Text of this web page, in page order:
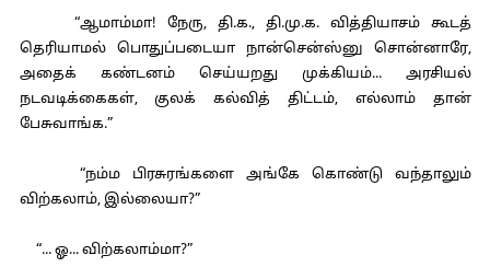
“ஆமாம்மா! நேரு, தி.க., தி.மு.க. வித்தியாசம் கூடத்
தெரியாமல் பொதுப்படையா நான்சென்ஸ்னு சொன்னாரே,
அதைக் கண்டனம் செய்யறது முக்கியம்... அரசியல்
நடவடிக்கைகள், குலக் கல்வித் திட்டம், எல்லாம் தான்
பேசுவாங்க.”
“நம்ம பிரசுரங்களை அங்கே கொண்டு வந்தாலும்
விற்கலாம், இல்லையா?”
“... ஓ... விற்கலாம்மா?”